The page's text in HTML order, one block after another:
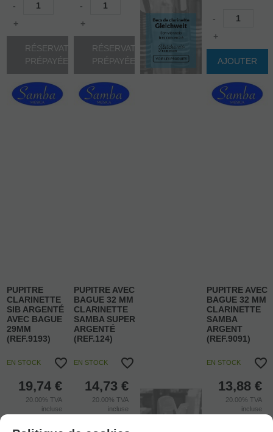
-
+
RÉSERVATION
PRÉPAYÉE
-
+
RÉSERVATION
PRÉPAYÉE
-
+
AJOUTER
PUPITRE
CLARINETTE
SIB ARGENTÉ
AVEC BAGUE
29MM
(REF.9193)
EN STOCK
19,74 €
20.00%TVA
incluse
PUPITRE AVEC
BAGUE 32 MM
CLARINETTE
SAMBA SUPER
ARGENTÉ
(REF.124)
EN STOCK
14,73 €
20.00%TVA
incluse
PUPITRE AVEC
BAGUE 32 MM
CLARINETTE
SAMBA
ARGENT
(REF.9091)
EN STOCK
13,88 €
20.00%TVA
incluse